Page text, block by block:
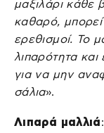
μαξιλάρι κάθε
καθαρό,
ερεθισμοί. Το
λιπαρότητα
για να μην
σάλια».
Λιπαρά μαλλιά